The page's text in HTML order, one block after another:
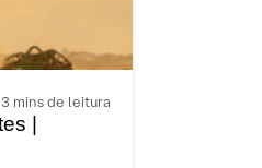
mins de leitura
|